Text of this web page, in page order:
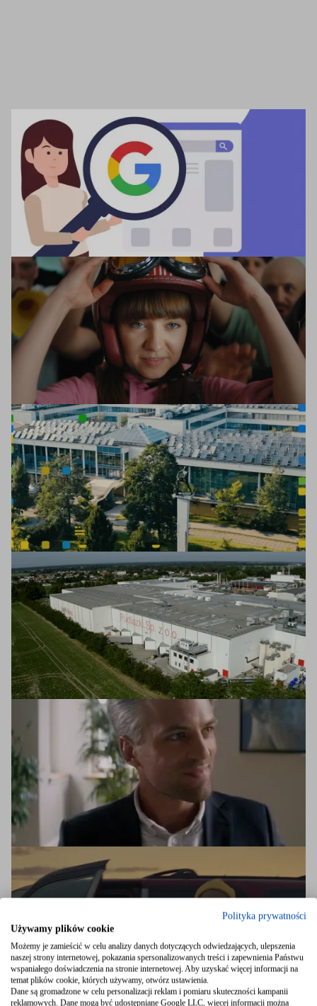
Polityka prywatności
Używamy plików cookie
Możemy je zamieścić w celu analizy danych dotyczących odwiedzających, ulepszenia
naszej strony internetowej, pokazania spersonalizowanych treści i zapewnienia Państwu
wspaniałego doświadczenia na stronie internetowej. Aby uzyskać więcej informacji na
temat plików cookie, których używamy, otwórz ustawienia.
Dane są gromadzone w celu personalizacji reklam i pomiaru skuteczności kampanii
reklamowych. Dane mogą być udostępniane Google LLC, więcej informacji można